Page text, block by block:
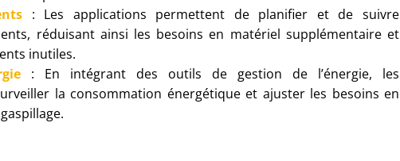
: Les applications permettent de planifier et de suivre
réduisant ainsi les besoins en matériel supplémentaire et
inutiles.
: En intégrant des outils de gestion de l’énergie, les
la consommation énergétique et ajuster les besoins en